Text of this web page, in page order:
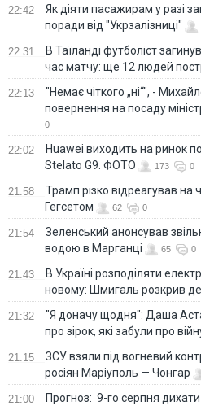
22:42
Як діяти пасажирам у разі
поради від "Укрзалізниці"
22:31
В Таїланді футболіст
час матчу: ще 12 людей
22:13
"Немає чіткого „ні“", -
повернення на посаду
0
22:02
Huawei виходить на ринок
Stelato G9. ФОТО
173 0
21:58
Трамп різко відреагував на
Гегсетом
62 0
21:54
Зеленський анонсував
водою в Марганці
65 0
21:43
В Україні розподіляти
новому: Шмигаль розкрив
21:32
"Я доначу щодня": Даша
про зірок, які забули про
21:15
ЗСУ взяли під вогневий
росіян Маріуполь — Чонгар
21:00
Прогноз: 9-го серпня